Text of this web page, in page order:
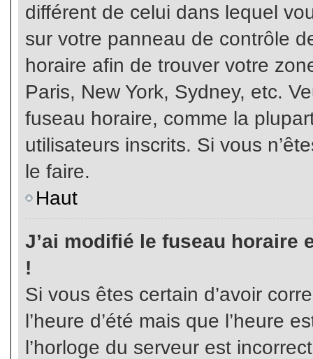
différent de celui dans lequel
sur votre panneau de contrôle
horaire afin de trouver votre
Paris, New York, Sydney, etc.
fuseau horaire, comme la
utilisateurs inscrits. Si vous
le faire.
Haut
J’ai modifié le fuseau horaire
!
Si vous êtes certain d’avoir
l’heure d’été mais que l’heure
l’horloge du serveur est